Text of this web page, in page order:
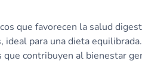
que favorecen la salud
ideal para una dieta equilibrada.
contribuyen al bienestar